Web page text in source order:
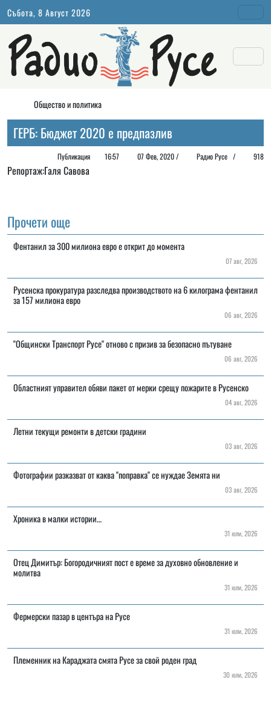
Събота, 8 Август 2026
Общество и политика
ГЕРБ: Бюджет 2020 е предпазлив
Публикация 16:57 07 Фев, 2020 / Радио Русе / 918
Репортаж:Галя Савова
Прочети още
Фентанил за 300 милиона евро е открит до момента
07 авг, 2026
Русенска прокуратура разследва производството на 6 килограма фентанил
за 157 милиона евро
06 авг, 2026
"Общински Транспорт Русе" отново с призив за безопасно пътуване
06 авг, 2026
Областният управител обяви пакет от мерки срещу пожарите в Русенско
04 авг, 2026
Летни текущи ремонти в детски градини
03 авг, 2026
Фотографии разказват от каква "поправка" се нуждае Земята ни
03 авг, 2026
Хроника в малки истории…
31 юли, 2026
Отец Димитър: Богородичният пост е време за духовно обновление и
молитва
31 юли, 2026
Фермерски пазар в центъра на Русе
31 юли, 2026
Племенник на Караджата смята Русе за свой роден град
30 юли, 2026